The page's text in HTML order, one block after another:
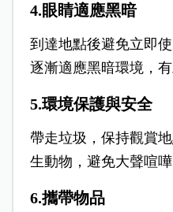
4.眼睛適應黑暗
到達地點後避免立即
逐漸適應黑暗環境，
5.環境保護與安全
帶走垃圾，保持觀賞地
生動物，避免大聲喧嘩
6.攜帶物品